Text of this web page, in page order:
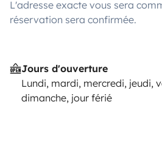
L'adresse exacte vous sera
réservation sera confirmée.
Jours d'ouverture
Lundi, mardi, mercredi, jeudi,
dimanche, jour férié